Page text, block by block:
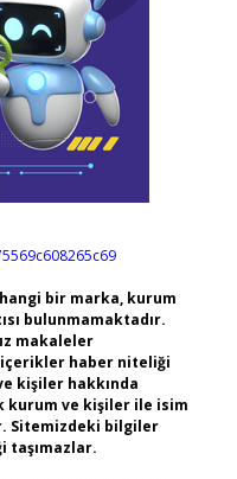
bir marka, kurum
bulunmamaktadır.
makaleler
içerikler haber niteliği
kişiler hakkında
kurum ve kişiler ile isim
Sitemizdeki bilgiler
taşımazlar.